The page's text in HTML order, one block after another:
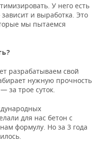
У него есть
и выработка. Это
мы пытаемся
разрабатываем свой
нужную прочность
за трое суток.
для нас бетон с
формулу. Но за 3 года